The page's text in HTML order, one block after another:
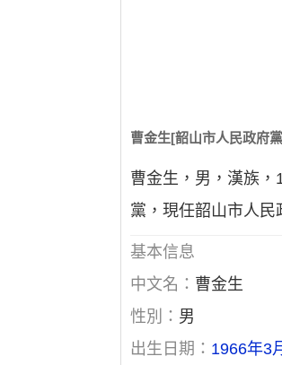
曹金生[韶山市人民政府
曹金生，男，漢族
黨，現任韶山市人民
基本信息
中文名： 曹金生
性別： 男
出生日期： 1966年3